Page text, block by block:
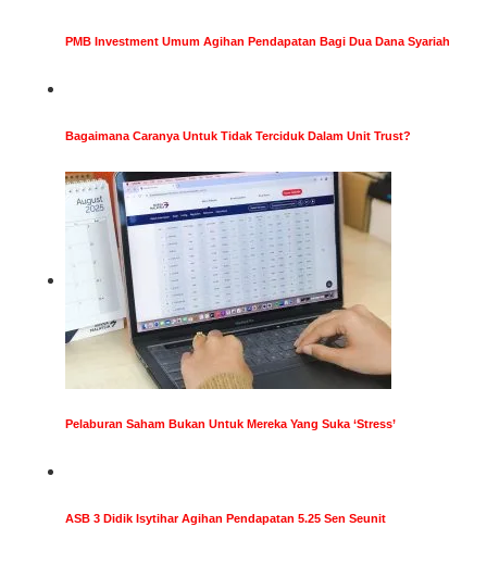
PMB Investment Umum Agihan Pendapatan Bagi Dua Dana Syariah
Bagaimana Caranya Untuk Tidak Terciduk Dalam Unit Trust?
Pelaburan Saham Bukan Untuk Mereka Yang Suka ‘Stress’
ASB 3 Didik Isytihar Agihan Pendapatan 5.25 Sen Seunit